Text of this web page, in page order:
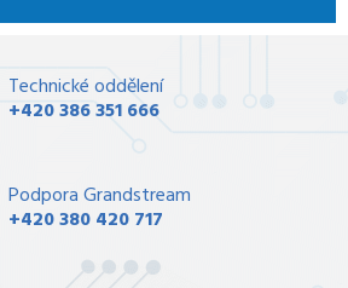
Technické oddělení
+420 386 351 666
Podpora Grandstream
+420 380 420 717